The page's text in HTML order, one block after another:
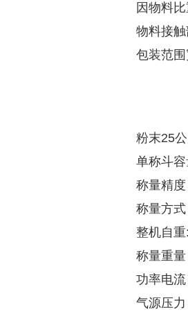
因物料
物料接
包装范
粉末25
单称斗
称量精
称量方
整机自
称量重
功率电
气源压